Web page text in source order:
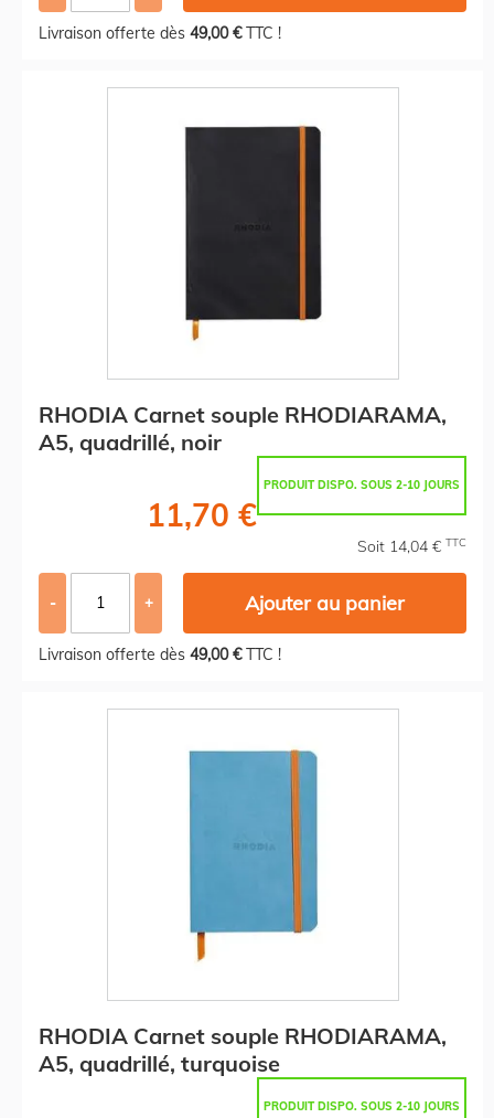
Livraison offerte dès 49,00 €TTC !
RHODIA Carnet souple RHODIARAMA,
A5, quadrillé, noir
PRODUIT DISPO. SOUS 2-10 JOURS
11,70 €
Soit 14,04 € TTC
- + Ajouter au panier
Livraison offerte dès 49,00 €TTC !
RHODIA Carnet souple RHODIARAMA,
A5, quadrillé, turquoise
PRODUIT DISPO. SOUS 2-10 JOURS